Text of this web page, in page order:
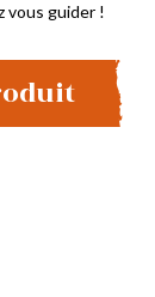
vous guider !